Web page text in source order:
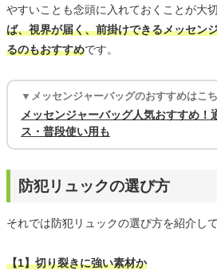
やすいことも念頭に入れておくことが大切
ば、視界が届く、前掛けできるメッセン
るのもおすすめです。
▼メッセンジャーバッグのおすすめはこ
メッセンジャーバッグ人気おすすめ！
ス・普段使い用も
防犯リュックの選び方
それでは防犯リュックの選び方を紹介して
【1】切り裂きに強い素材か